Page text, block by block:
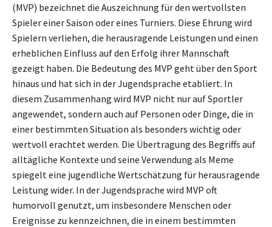
(MVP) bezeichnet die Auszeichnung für den wertvollsten
Spieler einer Saison oder eines Turniers. Diese Ehrung wird
Spielern verliehen, die herausragende Leistungen und einen
erheblichen Einfluss auf den Erfolg ihrer Mannschaft
gezeigt haben. Die Bedeutung des MVP geht über den Sport
hinaus und hat sich in der Jugendsprache etabliert. In
diesem Zusammenhang wird MVP nicht nur auf Sportler
angewendet, sondern auch auf Personen oder Dinge, die in
einer bestimmten Situation als besonders wichtig oder
wertvoll erachtet werden. Die Übertragung des Begriffs auf
alltägliche Kontexte und seine Verwendung als Meme
spiegelt eine jugendliche Wertschätzung für herausragende
Leistung wider. In der Jugendsprache wird MVP oft
humorvoll genutzt, um insbesondere Menschen oder
Ereignisse zu kennzeichnen, die in einem bestimmten